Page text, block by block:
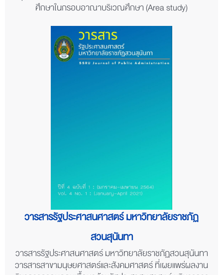
ศึกษาในกรอบอาณาบริเวณศึกษา (Area study)
วารสารรัฐประศาสนศาสตร์ มหาวิทยาลัยราชภัฏ
สวนสุนันทา
วารสารรัฐประศาสนศาสตร์ มหาวิทยาลัยราชภัฏสวนสุนันทา
วารสารสาขามนุษยศาสตร์และสังคมศาสตร์ ที่เผยแพร่ผลงาน